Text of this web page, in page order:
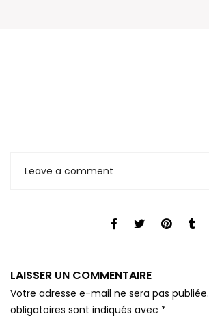
Leave a comment
LAISSER UN COMMENTAIRE
Votre adresse e-mail ne sera pas publiée.
obligatoires sont indiqués avec *